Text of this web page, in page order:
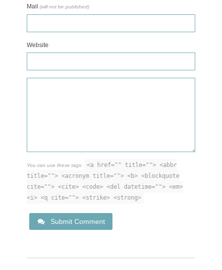
Mail (will not be published)
Website
You can use these tags:
<a href="" title=""> <abbr
title=""> <acronym title=""> <b> <blockquote
cite=""> <cite> <code> <del datetime=""> <em>
<i> <q cite=""> <strike> <strong>
Submit Comment